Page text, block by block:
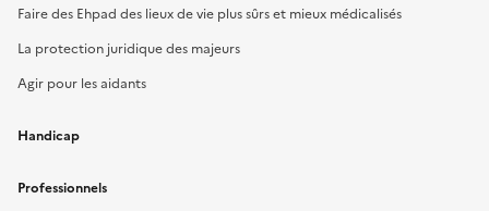
Faire des Ehpad des lieux de vie plus sûrs et mieux médicalisés
La protection juridique des majeurs
Agir pour les aidants
Handicap
Professionnels